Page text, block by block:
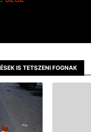
IS TETSZENI FOGNAK